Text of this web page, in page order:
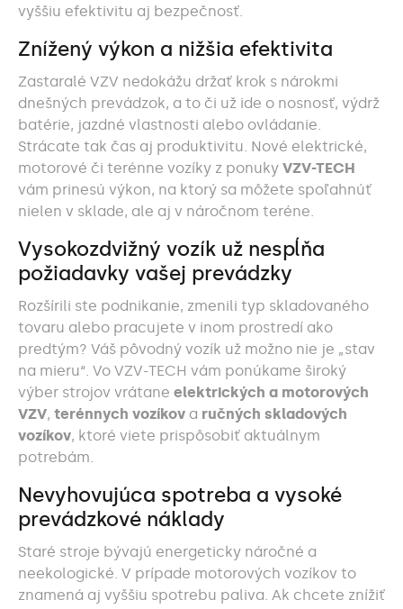
vyššiu efektivitu aj bezpečnosť.
Znížený výkon a nižšia efektivita
Zastaralé VZV nedokážu držať krok s nárokmi
dnešných prevádzok, a to či už ide o nosnosť, výdrž
batérie, jazdné vlastnosti alebo ovládanie.
Strácate tak čas aj produktivitu. Nové elektrické,
motorové či terénne vozíky z ponuky VZV-TECH
vám prinesú výkon, na ktorý sa môžete spoľahnúť
nielen v sklade, ale aj v náročnom teréne.
Vysokozdvižný vozík už nespĺňa
požiadavky vašej prevádzky
Rozšírili ste podnikanie, zmenili typ skladovaného
tovaru alebo pracujete v inom prostredí ako
predtým? Váš pôvodný vozík už možno nie je „stav
na mieru“. Vo VZV-TECH vám ponúkame široký
výber strojov vrátane elektrických a motorových
VZV, terénnych vozíkov a ručných skladových
vozíkov, ktoré viete prispôsobiť aktuálnym
potrebám.
Nevyhovujúca spotreba a vysoké
prevádzkové náklady
Staré stroje bývajú energeticky náročné a
neekologické. V prípade motorových vozíkov to
znamená aj vyššiu spotrebu paliva. Ak chcete znížiť